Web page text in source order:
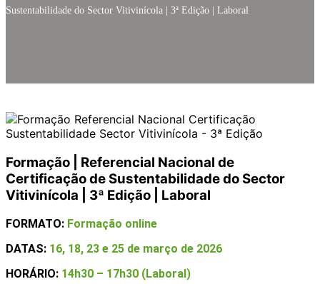
Sustentabilidade do Sector Vitivinícola | 3ª Edição | Laboral
Formação | Referencial Nacional de
Certificação de Sustentabilidade do Sector
Vitivinícola | 3ª Edição | Laboral
FORMATO: Formação online
DATAS: 16, 18, 23 e 25 de março de 2026
HORÁRIO: 14h30 – 17h30 (Laboral)